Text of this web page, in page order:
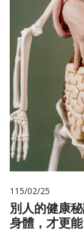
115/02/25
別人的健康
身體，才更